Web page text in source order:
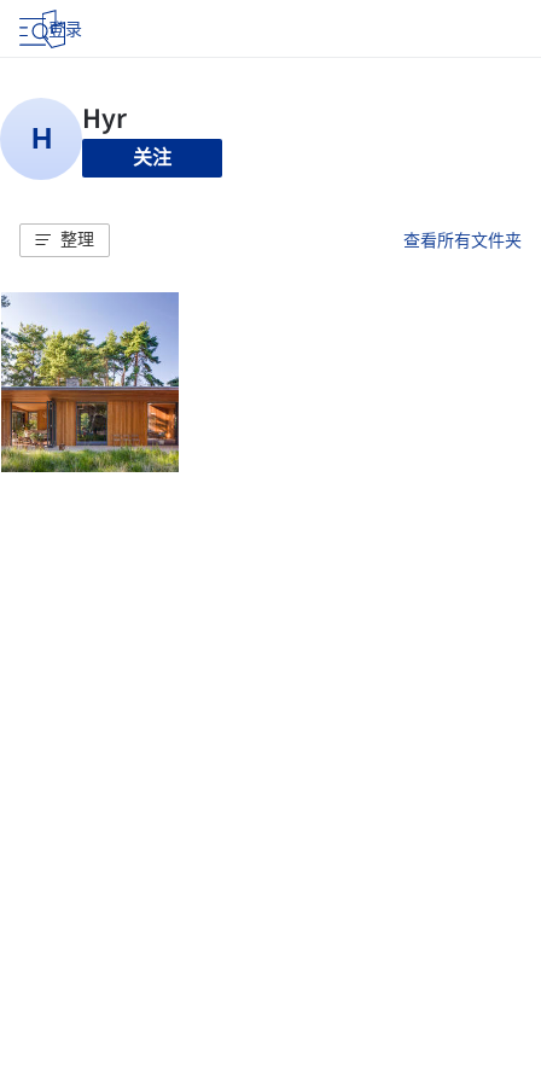
登录
关注
整理 查看所有文件夹